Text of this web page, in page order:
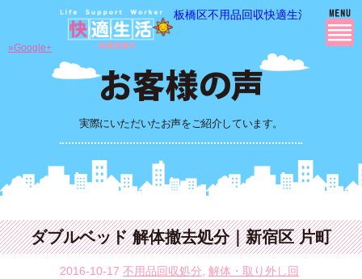
板橋区不用品回収快適生活の 不用
実際にいただいたお声をご紹介しています。
»Google+
ダブルベッド 解体撤去処分｜新宿区 片町
2016-10-17 不用品回収処分 解体・取り外し回